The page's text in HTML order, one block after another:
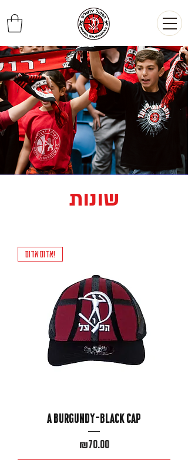
שונות
אדום אדום!
A burgundy-black cap
Price
₪70.00